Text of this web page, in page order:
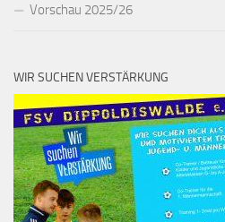
Vorschau 2025/26
WIR SUCHEN VERSTÄRKUNG